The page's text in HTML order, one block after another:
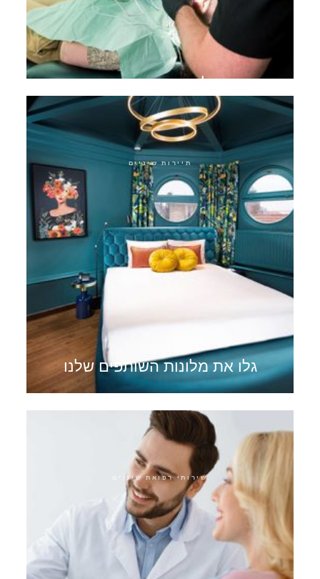
טיפול שורש מיקרוסקופי
תיירות שיניים
גלו את מלונות השותפים שלנו
שירותי רפואת שיניים